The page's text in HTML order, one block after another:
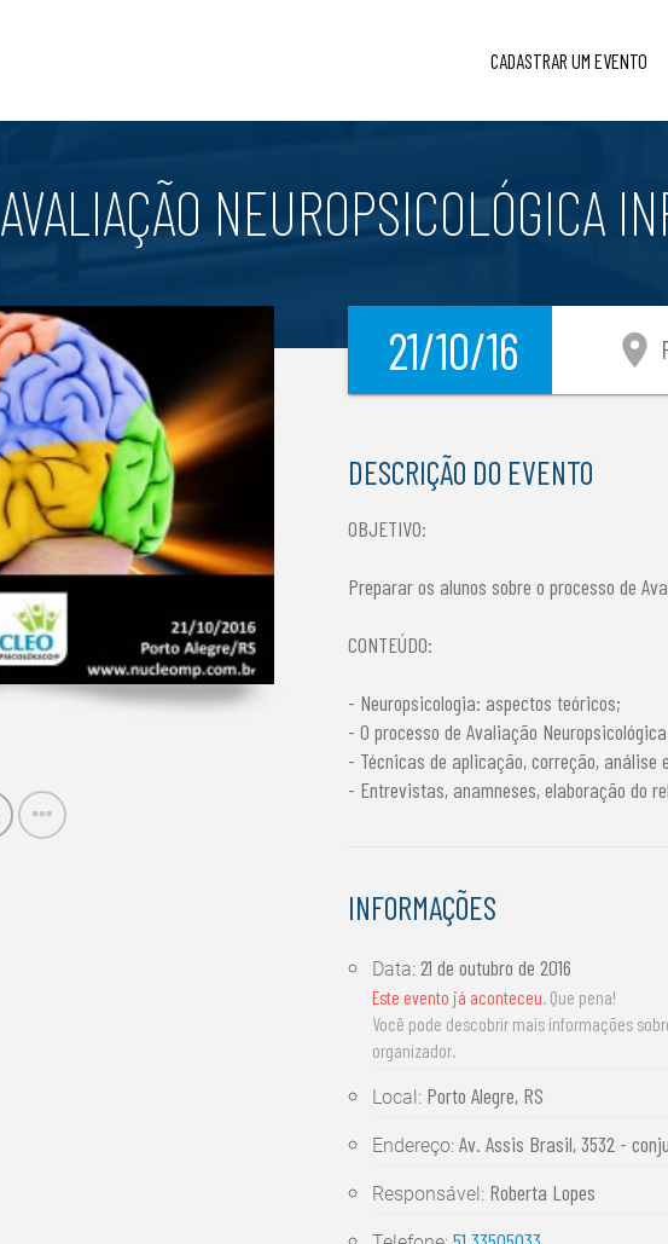
CADASTRAR UM EVENTO
AVALIAÇÃO NEUROPSICOLÓGICA
21/10/16 location_on
DESCRIÇÃO DO EVENTO
OBJETIVO:
Preparar os alunos sobre o processo de
CONTEÚDO:
- Neuropsicologia: aspectos teóricos;
- O processo de Avaliação
- Técnicas de aplicação, correção,
- Entrevistas, anamneses, elaboração do
INFORMAÇÕES
Data:21 de outubro de 2016
Este evento já aconteceu. Que pena!
Você pode descobrir mais informações
organizador.
Local: Porto Alegre, RS
Endereço:Av. Assis Brasil, 3532 -
Responsável: Roberta Lopes